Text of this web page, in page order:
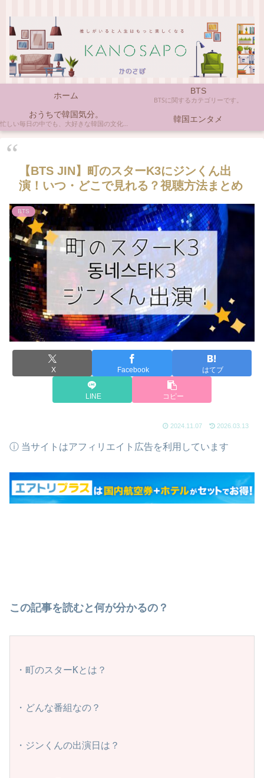
ホーム BTS
BTSに関するカテゴリーです。
おうちで韓国気分。
忙しい毎日の中でも、大好きな韓国の文化やアイテムに触れると心がほっとしますよね。ここでは、自宅で手軽に楽しめる韓国の美味しいもの、お気に入りのコスメ、そして推し活の楽しみ方など、「おうちにいながら韓国気分」に触れられるヒントを私らしくお届けします。 韓国エンタメ
【BTS JIN】町のスターK3にジンくん出
演！いつ・どこで見れる？視聴方法まとめ
BTS
X Facebook はてブ
LINE コピー
2024.11.07 2026.03.13
ⓘ 当サイトはアフィリエイト広告を利用しています
この記事を読むと何が分かるの？
・町のスターKとは？
・どんな番組なの？
・ジンくんの出演日は？